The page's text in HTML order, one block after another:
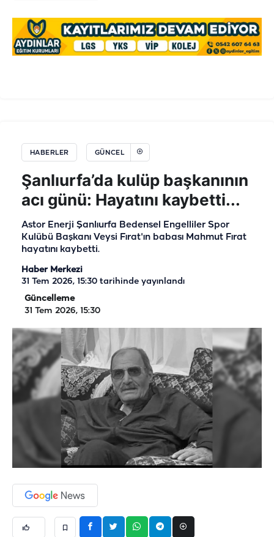
HABERLER GÜNCEL
Şanlıurfa’da kulüp başkanının
acı günü: Hayatını kaybetti...
Astor Enerji Şanlıurfa Bedensel Engelliler Spor
Kulübü Başkanı Veysi Fırat'ın babası Mahmut Fırat
hayatını kaybetti.
Haber Merkezi
31 Tem 2026, 15:30 tarihinde yayınlandı
Güncelleme
31 Tem 2026, 15:30